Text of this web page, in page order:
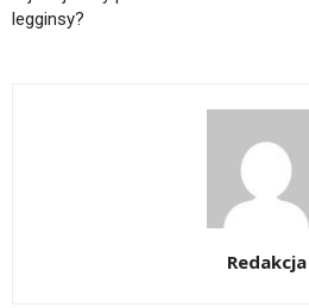
legginsy?
Redakcja